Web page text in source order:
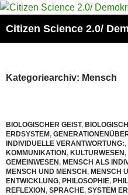
Zum
springen
Citizen Science 2.0/
Kategoriearchiv: Mensch
BIOLOGISCHER GEIST,
ERDSYSTEM,
INDIVIDUELLE VERANTWORTUNG:,
KOMMUNIKATION, KULTURWESEN,
GEMEINWESEN, MENSCH ALS
MENSCH UND MENSCH, MENSCH
ENTWICKLUNG, PHILOSOPHIE,
REFLEXION, SPRACHE, SYSTEM